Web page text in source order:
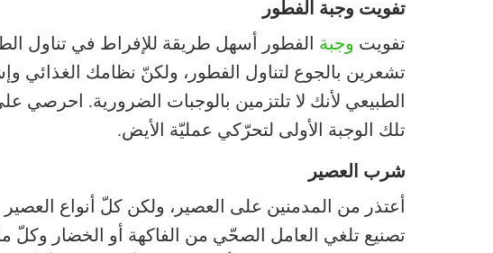
تفويت وجبة الفطور
تفويت وجبة الفطور أسهل طريقة للإفراط في تناول
تشعرين بالجوع لتناول الفطور، ولكنّ نظامك
الطبيعي لأنك لا تلتزمين بالوجبات الضرورية. احرصي
تلك الوجبة الأولى لتحرّكي عمليّة الأيض.
شرب العصير
أعتذر من المدمنين على العصير، ولكن كلّ أنواع
تصنيع تلغي العامل الصحّي من الفاكهة أو الخضار وكلّ